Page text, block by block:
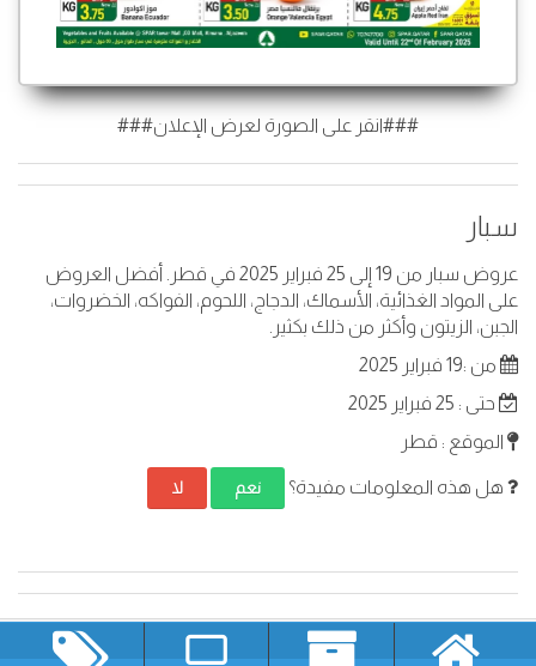
###انقر على الصورة لعرض الإعلان###
سبار
عروض سبار من 19 إلى 25 فبراير 2025 في قطر. أفضل العروض
على المواد الغذائية، الأسماك، الدجاج، اللحوم، الفواكه، الخضروات،
الجبن، الزيتون وأكثر من ذلك بكثير.
من :19 فبراير 2025
حتى : 25 فبراير 2025
الموقع : قطر
هل هذه المعلومات مفيدة؟ نعم لا